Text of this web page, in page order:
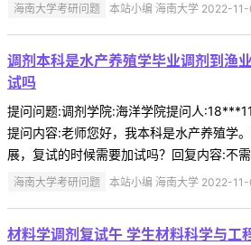
海南大学考研问题 本站小编 海南大学 2022-
调剂本科是水产养殖学毕业调剂到渔
试吗
提问问题:调剂学院:海洋学院提问人
提问内容:老师您好，我本科是水产养殖学
展，复试的时候需要加试吗？回复内容:不
海南大学考研问题 本站小编 海南大学 2022-
材料学调剂复试午 学生材料科学与工